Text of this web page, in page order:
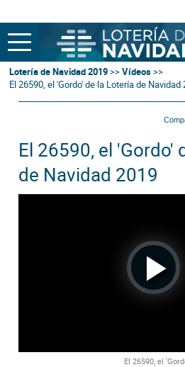
Lotería de Navidad 2019>>Vídeos>>
El 26590, el 'Gordo' de la Lotería de Navidad
El 26590, el 'Gordo'
de Navidad 2019
Play
El 26590, el